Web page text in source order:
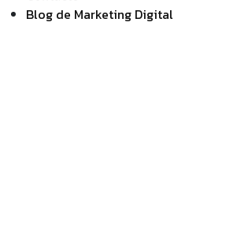
Blog de Marketing Digital